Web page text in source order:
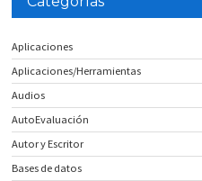
Aplicaciones
Aplicaciones/Herramientas
Audios
AutoEvaluación
Autor y Escritor
Bases de datos